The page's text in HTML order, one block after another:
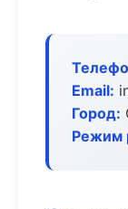
Email:
Город:
Режим